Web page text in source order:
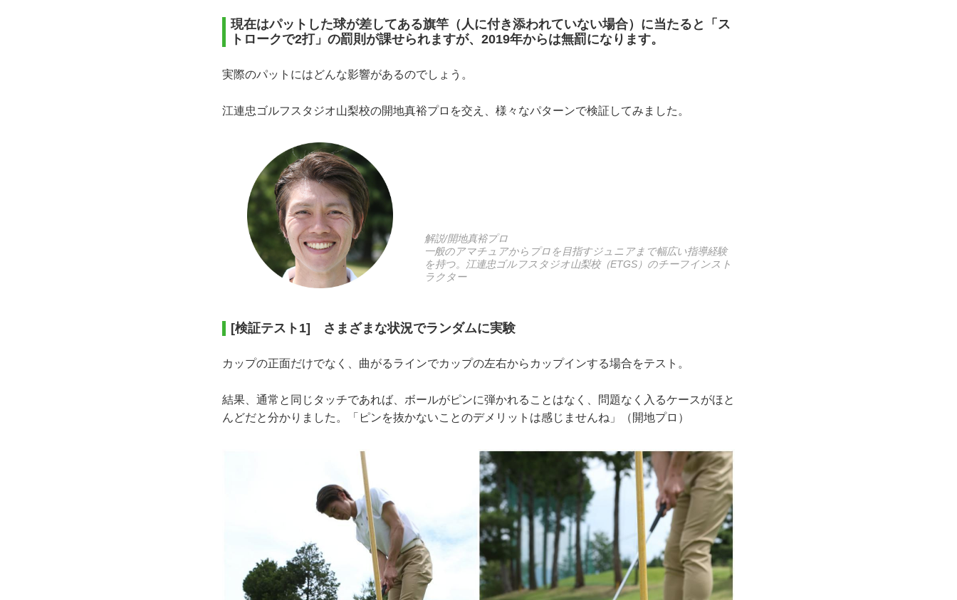
現在はパットした球が差してある旗竿（人に付き添われていない場合）に当たると「ス
トロークで2打」の罰則が課せられますが、2019年からは無罰になります。
実際のパットにはどんな影響があるのでしょう。
江連忠ゴルフスタジオ山梨校の開地真裕プロを交え、様々なパターンで検証してみました。
解説/開地真裕プロ
一般のアマチュアからプロを目指すジュニアまで幅広い指導経験
を持つ。江連忠ゴルフスタジオ山梨校（ETGS）のチーフインスト
ラクター
[検証テスト1] さまざまな状況でランダムに実験
カップの正面だけでなく、曲がるラインでカップの左右からカップインする場合をテスト。
結果、通常と同じタッチであれば、ボールがピンに弾かれることはなく、問題なく入るケースがほと
んどだと分かりました。「ピンを抜かないことのデメリットは感じませんね」（開地プロ）